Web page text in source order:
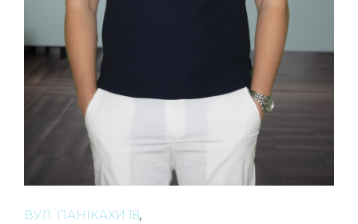
ВУЛ. ПАНІКАХИ 18,